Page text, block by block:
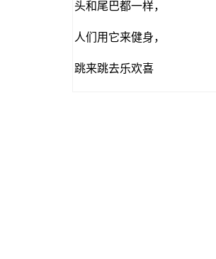
头和尾巴都一样，
人们用它来健身，
跳来跳去乐欢喜